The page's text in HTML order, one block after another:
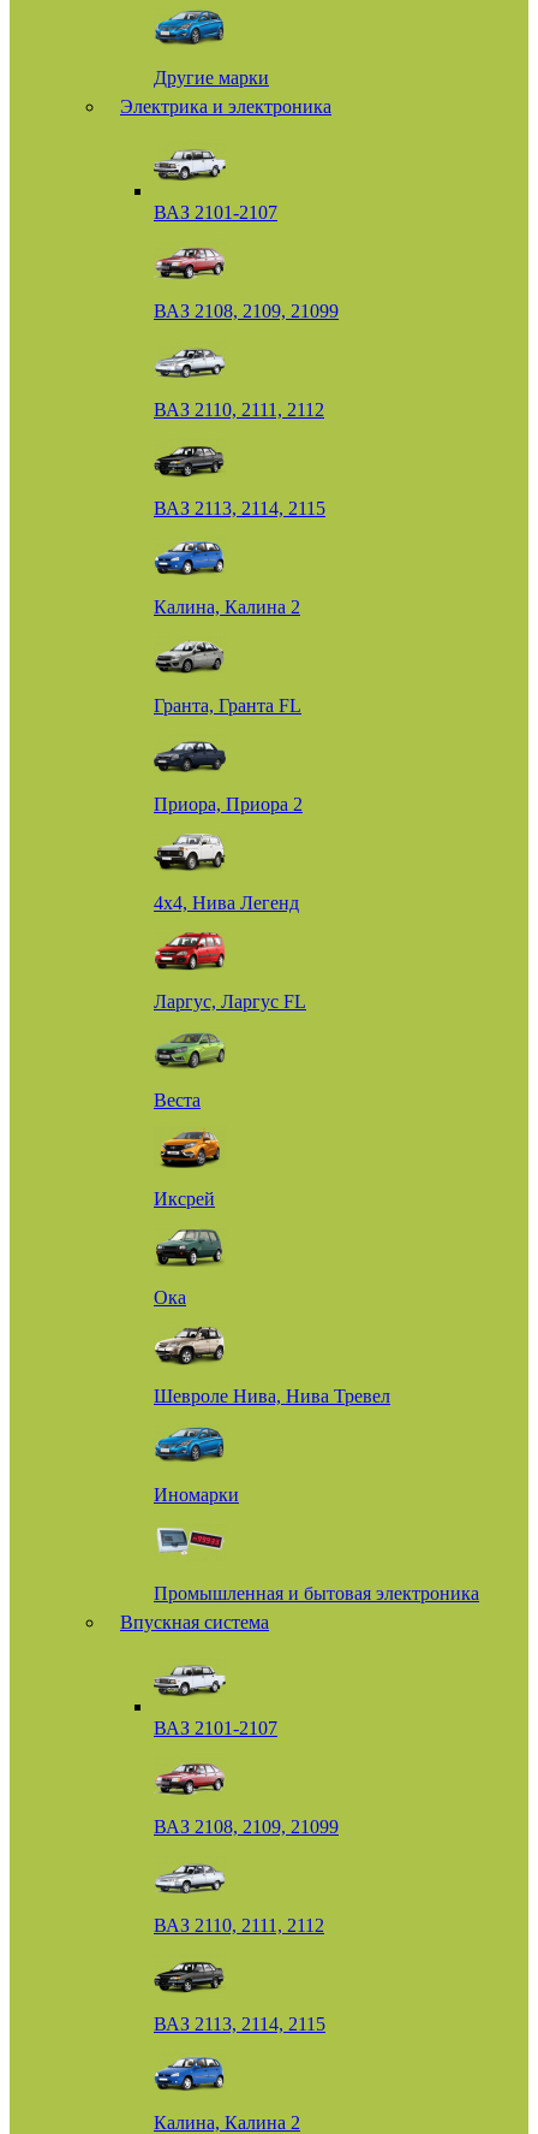
Другие марки
Электрика и электроника
ВАЗ 2101-2107
ВАЗ 2108, 2109, 21099
ВАЗ 2110, 2111, 2112
ВАЗ 2113, 2114, 2115
Калина, Калина 2
Гранта, Гранта FL
Приора, Приора 2
4х4, Нива Легенд
Ларгус, Ларгус FL
Веста
Иксрей
Ока
Шевроле Нива, Нива Тревел
Иномарки
Промышленная и бытовая электроника
Впускная система
ВАЗ 2101-2107
ВАЗ 2108, 2109, 21099
ВАЗ 2110, 2111, 2112
ВАЗ 2113, 2114, 2115
Калина, Калина 2